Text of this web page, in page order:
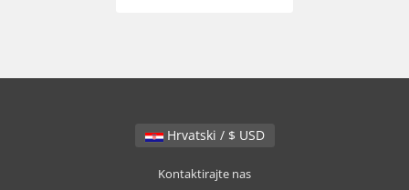
Hrvatski / $ USD
Kontaktirajte nas